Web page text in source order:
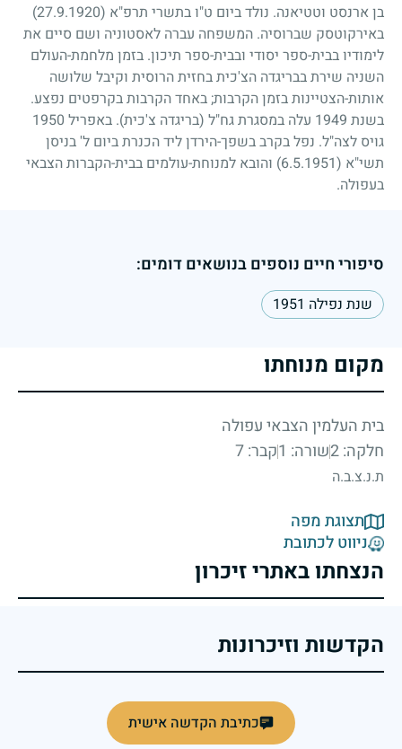
בן ארנסט וטטיאנה. נולד ביום ט"ו בתשרי תרפ"א (27.9.1920)
באירקוטסק שברוסיה. המשפחה עברה לאסטוניה ושם סיים את
לימודיו בבית-ספר יסודי ובבית-ספר תיכון. בזמן מלחמת-העולם
השניה שירת בבריגדה הצ'כית בחזית הרוסית וקיבל שלושה
אותות-הצטיינות בזמן הקרבות; באחד הקרבות בקרפטים נפצע.
בשנת 1949 עלה במסגרת גח"ל (בריגדה צ'כית). באפריל 1950
גויס לצה"ל. נפל בקרב בשפך-הירדן ליד הכנרת ביום ל' בניסן
תשי"א (6.5.1951)
והובא למנוחת-עולמים בבית-הקברות הצבאי
בעפולה.
סיפורי חיים נוספים בנושאים דומים:
שנת נפילה 1951
מקום מנוחתו
בית העלמין הצבאי עפולה
חלקה: 2
שורה: 1 קבר: 7
ת.נ.צ.ב.ה
תצוגת מפה
ניווט לכתובת
הנצחתו באתרי זיכרון
הקדשות וזיכרונות
כתיבת הקדשה אישית